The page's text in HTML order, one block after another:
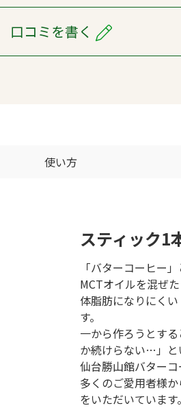
口コミを書く
使い方
スティック1
「バターコーヒー
MCTオイルを混ぜ
体脂肪になりにく
す。
一から作ろうとす
か続けらない…」と
仙台勝山館バターコ
多くのご愛用者様
をいただいています。